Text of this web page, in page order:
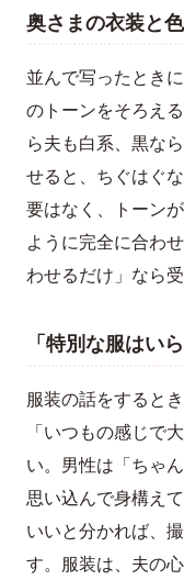
奥さまの衣装と
並んで写ったとき
のトーンをそろえ
ら夫も白系、黒な
せると、ちぐはぐ
要はなく、トーン
ように完全に合わ
わせるだけ」なら
「特別な服はい
服装の話をすると
「いつもの感じで
い。男性は「ちゃ
思い込んで身構え
いいと分かれば、
す。服装は、夫の